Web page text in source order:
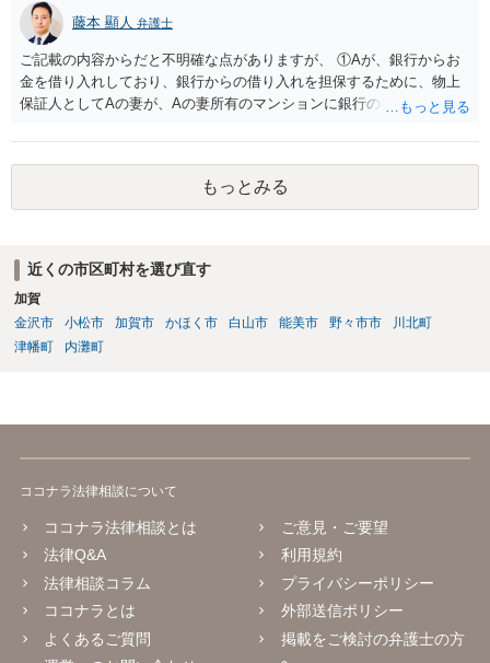
藤本 顯人 弁護士
ご記載の内容からだと不明確な点がありますが、 ①Aが、銀行からお
金を借り入れしており、銀行からの借り入れを担保するために、物上
保証人としてAの妻が、Aの妻所有のマンションに銀行の根抵当権を入
を担保するために、根抵当権としてAの妻のマンションに根抵当権が設
定されているという可能性 です。 状況からすると、①だと思います。
①だとした場合、現状ですと、Aには全く弁済能力がないので、回収は
非常に厳しいと思われます。
もっとみる
近くの市区町村を選び直す
加賀
金沢市
小松市 加賀市 かほく市 白山市 能美市 野々市市
川北町
津幡町
内灘町
ココナラ法律相談について
ココナラ法律相談とは
法律Q&A
法律相談コラム
ココナラとは
よくあるご質問
ご意見・ご要望
利用規約
プライバシーポリシー
外部送信ポリシー
掲載をご検討の弁護士の方